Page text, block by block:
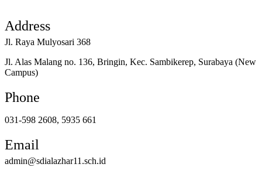
Address
Jl. Raya Mulyosari 368
Jl. Alas Malang no. 136, Bringin, Kec. Sambikerep, Surabaya (New
Campus)
Phone
031-598 2608, 5935 661
Email
admin@sdialazhar11.sch.id